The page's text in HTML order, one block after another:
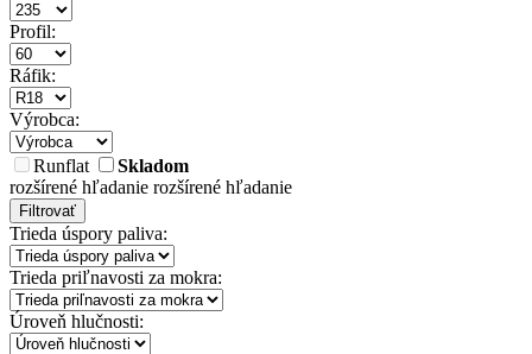
Profil:
Ráfik:
Výrobca:
Runflat
Skladom
rozšírené hľadanie rozšírené hľadanie
Filtrovať
Trieda úspory paliva:
Trieda priľnavosti za mokra:
Úroveň hlučnosti: